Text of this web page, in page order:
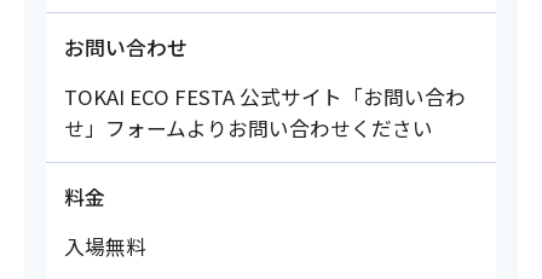
お問い合わせ
TOKAI ECO FESTA 公式サイト「お問い合わ
せ」フォームよりお問い合わせください
料金
入場無料